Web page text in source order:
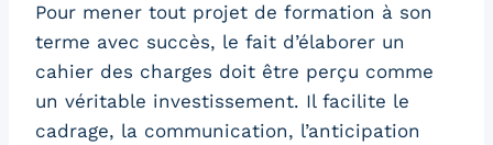
Pour mener tout projet de formation à son
terme avec succès, le fait d’élaborer un
cahier des charges doit être perçu comme
un véritable investissement. Il facilite le
cadrage, la communication, l’anticipation